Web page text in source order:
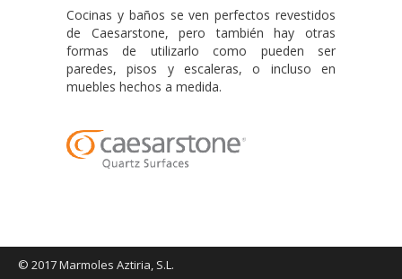
Cocinas y baños se ven perfectos revestidos
de Caesarstone, pero también hay otras
formas de utilizarlo como pueden ser
paredes, pisos y escaleras, o incluso en
muebles hechos a medida.
© 2017 Marmoles Aztiria, S.L.